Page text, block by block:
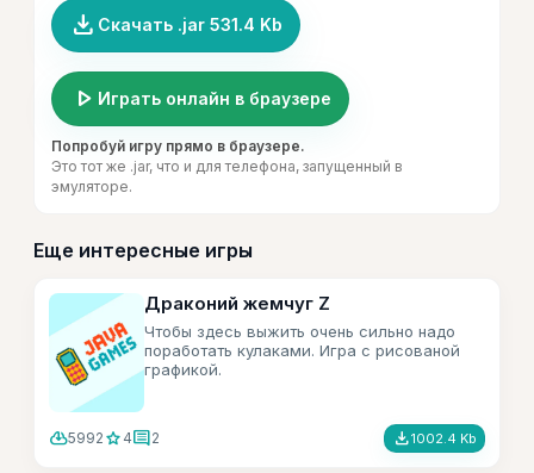
file_download Скачать .jar 531.4 Kb
play_arrow Играть онлайн в браузере
Попробуй игру прямо в браузере.
Это тот же .jar, что и для телефона, запущенный в
эмуляторе.
Еще интересные игры
Драконий жемчуг Z
Чтобы здесь выжить очень сильно надо
поработать кулаками. Игра с рисованой
графикой.
cloud_download5992 star 4comment2 file_download1002.4 Kb